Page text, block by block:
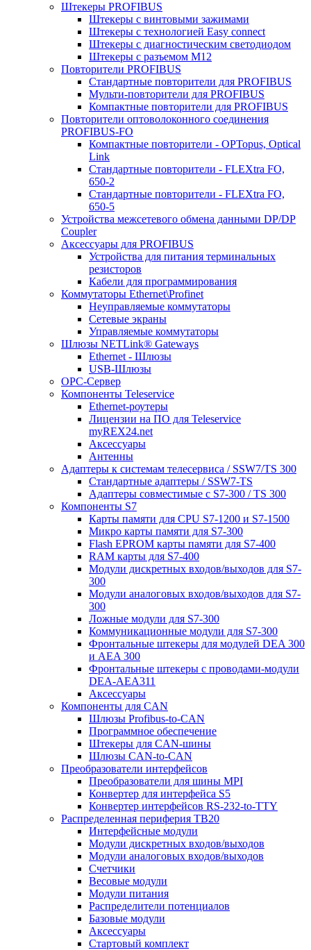
Штекеры PROFIBUS
Штекеры с винтовыми зажимами
Штекеры с технологией Easy connect
Штекеры с диагностическим светодиодом
Штекеры с разъемом М12
Повторители PROFIBUS
Стандартные повторители для PROFIBUS
Мульти-повторители для PROFIBUS
Компактные повторители для PROFIBUS
Повторители оптоволоконного соединения
PROFIBUS-FO
Компактные повторители - OPTopus, Optical
Link
Стандартные повторители - FLEXtra FO,
650-2
Стандартные повторители - FLEXtra FO,
650-5
Устройства межсетевого обмена данными DP/DP
Coupler
Аксессуары для PROFIBUS
Устройства для питания терминальных
резисторов
Кабели для программирования
Коммутаторы Ethernet\Profinet
Неуправляемые коммутаторы
Сетевые экраны
Управляемые коммутаторы
Шлюзы NETLink® Gateways
Ethernet - Шлюзы
USB-Шлюзы
ОРС-Сервер
Компоненты Teleservice
Ethernet-роутеры
Лицензии на ПО для Teleservice
myREX24.net
Аксессуары
Антенны
Адаптеры к системам телесервиса / SSW7/TS 300
Стандартные адаптеры / SSW7-TS
Адаптеры совместимые с S7-300 / TS 300
Компоненты S7
Карты памяти для CPU S7-1200 и S7-1500
Микро карты памяти для S7-300
Flash EPROM карты памяти для S7-400
RAM карты для S7-400
Модули дискретных входов/выходов для S7-
300
Модули аналоговых входов/выходов для S7-
300
Ложные модули для S7-300
Коммуникационные модули для S7-300
Фронтальные штекеры для модулей DEA 300
и AEA 300
Фронтальные штекеры с проводами-модули
DEA-AEA311
Аксессуары
Компоненты для CAN
Шлюзы Profibus-to-CAN
Программное обеспечение
Штекеры для CAN-шины
Шлюзы CAN-to-CAN
Преобразователи интерфейсов
Преобразователи для шины MPI
Конвертер для интерфейса S5
Конвертер интерфейсов RS-232-to-TTY
Распределенная периферия TB20
Интерфейсные модули
Модули дискретных входов/выходов
Модули аналоговых входов/выходов
Счетчики
Весовые модули
Модули питания
Распределители потенциалов
Базовые модули
Аксесcуары
Стартовый комплект